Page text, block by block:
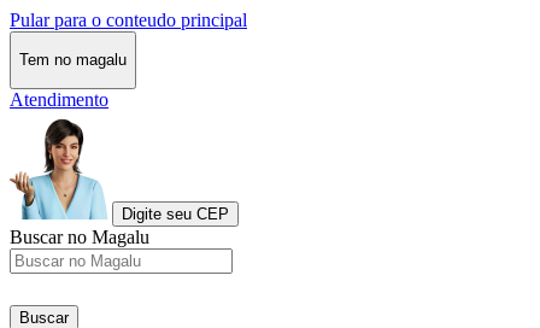
Pular para o conteudo principal
Tem no magalu
Atendimento
Digite seu CEP
Buscar no Magalu
Buscar